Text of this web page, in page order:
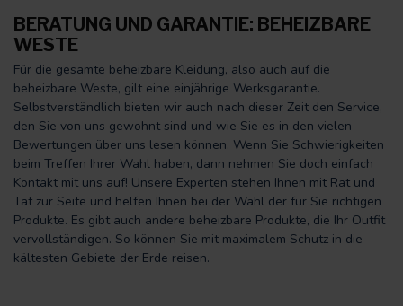
BERATUNG UND GARANTIE: BEHEIZBARE
WESTE
Für die gesamte beheizbare Kleidung, also auch auf die
beheizbare Weste, gilt eine einjährige Werksgarantie.
Selbstverständlich bieten wir auch nach dieser Zeit den Service,
den Sie von uns gewohnt sind und wie Sie es in den vielen
Bewertungen über uns lesen können. Wenn Sie Schwierigkeiten
beim Treffen Ihrer Wahl haben, dann nehmen Sie doch einfach
Kontakt mit uns auf! Unsere Experten stehen Ihnen mit Rat und
Tat zur Seite und helfen Ihnen bei der Wahl der für Sie richtigen
Produkte. Es gibt auch andere beheizbare Produkte, die Ihr Outfit
vervollständigen. So können Sie mit maximalem Schutz in die
kältesten Gebiete der Erde reisen.